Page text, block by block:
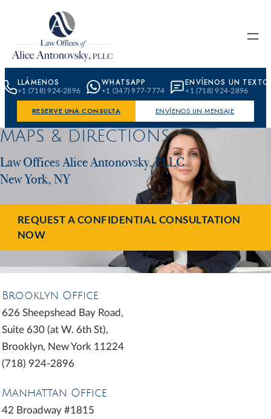
Skip to content
LLÁMENOS
+1 (718) 924-2896
WHATSAPP
+1 (347) 977-7774
ENVÍENOS UN TEXTO
+1 (718) 924-2896
RESERVE UNA CONSULTA ENVÍENOS UN MENSAJE
MAPS & DIRECTIONS
Law Offices Alice Antonovsky, PLLC
New York, NY
REQUEST A CONFIDENTIAL CONSULTATION
NOW
Brooklyn Office
626 Sheepshead Bay Road,
Suite 630 (at W. 6th St),
Brooklyn, New York 11224
(718) 924-2896
Manhattan Office
42 Broadway #1815